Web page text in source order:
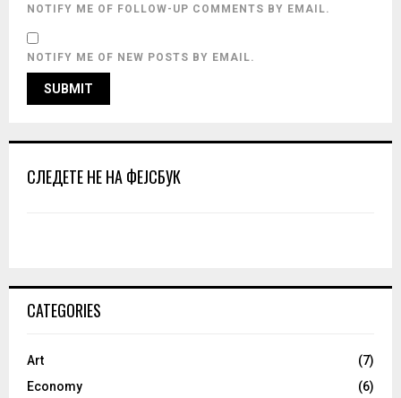
NOTIFY ME OF FOLLOW-UP COMMENTS BY EMAIL.
NOTIFY ME OF NEW POSTS BY EMAIL.
СЛЕДЕТЕ НЕ НА ФЕЈСБУК
CATEGORIES
Art
(7)
Economy
(6)